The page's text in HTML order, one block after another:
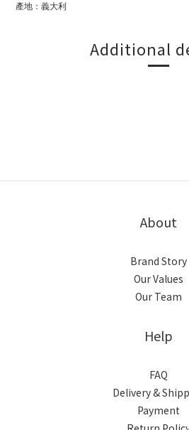
產地：義大利
Additional
About
Brand Story
Our Values
Our Team
Help
FAQ
Delivery &
Payment